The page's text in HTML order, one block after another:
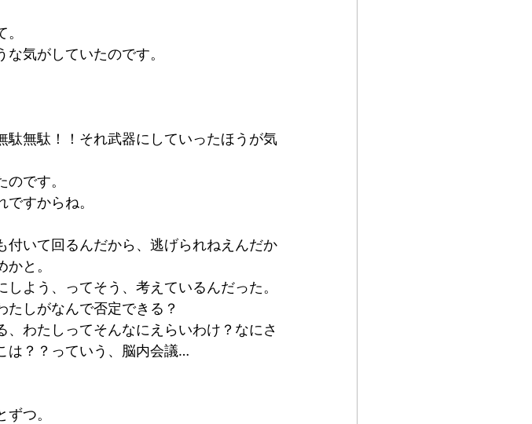
気がしていたのです。
無駄！！それ武器にしていったほうが気
です。
すからね。
付いて回るんだから、逃げられねえんだか
と。
よう、ってそう、考えているんだった。
しがなんで否定できる？
わたしってそんなにえらいわけ？なにさ
は？？っていう、脳内会議…
つ。